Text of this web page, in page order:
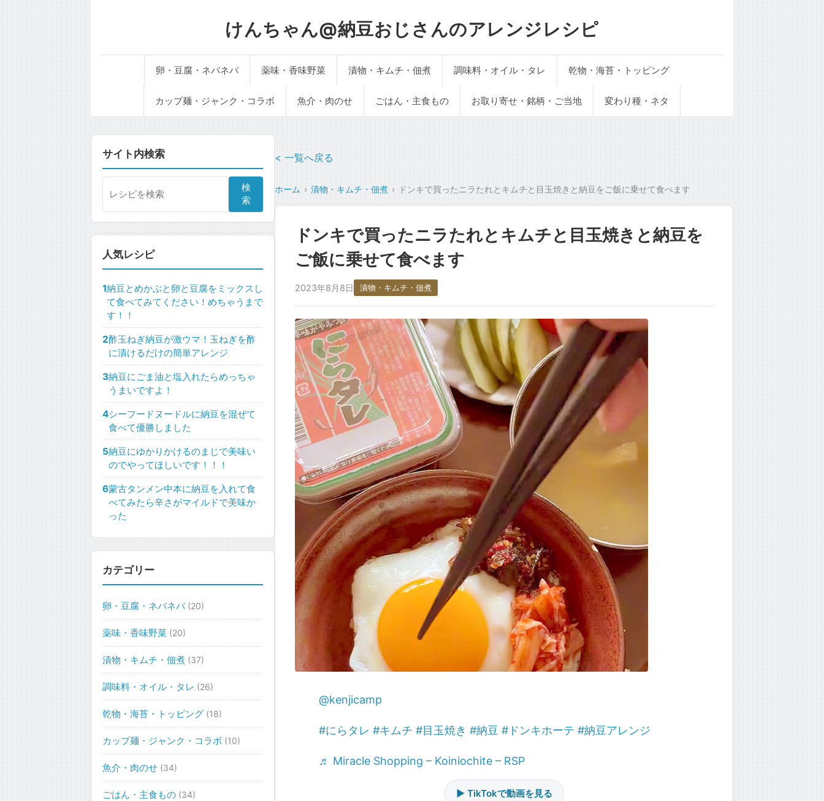
けんちゃん@納豆おじさんのアレンジレシピ
卵・豆腐・ネバネバ 薬味・香味野菜 漬物・キムチ・佃煮 調味料・オイル・タレ 乾物・海苔・トッピング
カップ麺・ジャンク・コラボ 魚介・肉のせ ごはん・主食もの お取り寄せ・銘柄・ご当地 変わり種・ネタ
< 一覧へ戻る
ホーム 漬物・キムチ・佃煮 ドンキで買ったニラたれとキムチと目玉焼きと納豆をご飯に乗せて食べます
ドンキで買ったニラたれとキムチと目玉焼きと納豆を
ご飯に乗せて食べます
2023年8月8日 漬物・キムチ・佃煮
@kenjicamp
#にらタレ #キムチ #目玉焼き #納豆 #ドンキホーテ #納豆アレンジ
♬ Miracle Shopping – Koiniochite – RSP
▶ TikTokで動画を見る
サイト内検索
検
索
人気レシピ
1納豆とめかぶと卵と豆腐をミックスし
て食べてみてください！めちゃうまで
す！！
2酢玉ねぎ納豆が激ウマ！玉ねぎを酢
に漬けるだけの簡単アレンジ
3納豆にごま油と塩入れたらめっちゃ
うまいですよ！
4シーフードヌードルに納豆を混ぜて
食べて優勝しました
5納豆にゆかりかけるのまじで美味い
のでやってほしいです！！！
6蒙古タンメン中本に納豆を入れて食
べてみたら辛さがマイルドで美味か
った
カテゴリー
卵・豆腐・ネバネバ (20)
薬味・香味野菜 (20)
漬物・キムチ・佃煮 (37)
調味料・オイル・タレ (26)
乾物・海苔・トッピング (18)
カップ麺・ジャンク・コラボ (10)
魚介・肉のせ (34)
ごはん・主食もの (34)